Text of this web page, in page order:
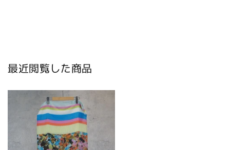
最近閲覧した商品